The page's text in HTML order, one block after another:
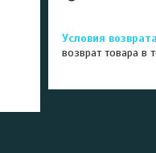
возврат товара в